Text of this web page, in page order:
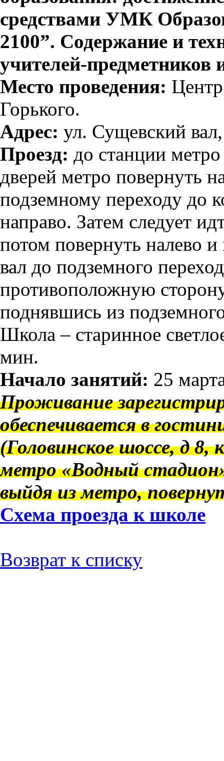
средствами УМК
2100”. Содержание и
учителей-предметников
Место проведения:
Горького.
Адрес: ул. Сущевский
Проезд: до станции
дверей метро повернуть
подземному переходу до
направо. Затем следует
потом повернуть налево
вал до подземного
противоположную
поднявшись из
Школа – старинное
мин.
Начало занятий: 25
Проживание
обеспечивается в
(Головинское шоссе, д
метро «Водный
выйдя из метро,
Схема проезда к школе
Возврат к списку